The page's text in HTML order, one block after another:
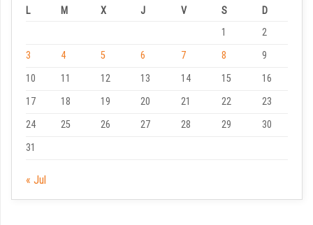
L M X J V S
D
1
2
3
4 5 6 7 8
9
10
11 12 13 14 15
16
17
18 19 20 21 22
23
24
25 26 27 28 29
30
31
« Jul